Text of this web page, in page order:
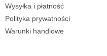
Wysyłka i płatność
Polityka prywatności
Warunki handlowe